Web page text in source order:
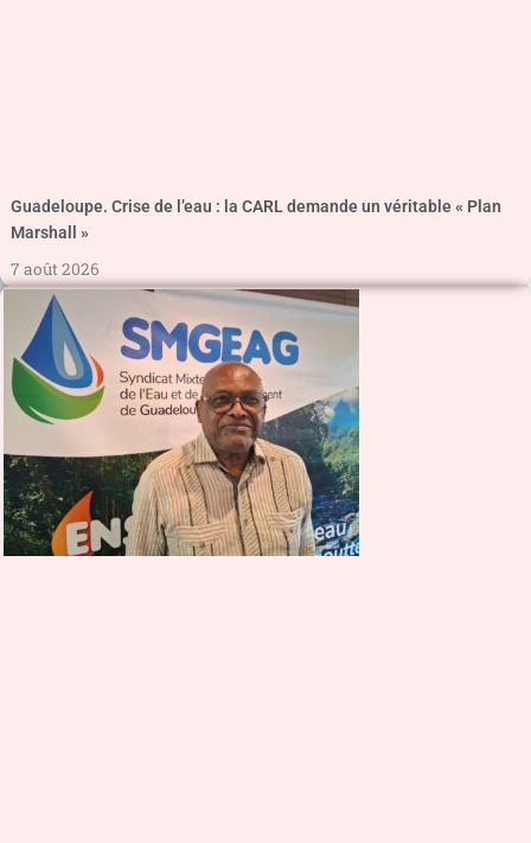
Guadeloupe. Crise de l’eau : la CARL demande un véritable « Plan
Marshall »
7 août 2026